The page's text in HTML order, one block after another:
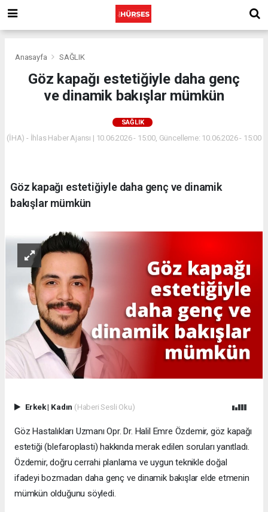
Anasayfa SAĞLIK
Göz kapağı estetiğiyle daha genç
ve dinamik bakışlar mümkün
SAĞLIK
(İHA) - İhlas Haber Ajansı | 10.06.2026 - 15:00, Güncelleme: 10.06.2026 - 15:00
Göz kapağı estetiğiyle daha genç ve dinamik
bakışlar mümkün
Erkek| Kadın (Haberi Sesli Oku)
Göz Hastalıkları Uzmanı Opr. Dr. Halil Emre Özdemir, göz kapağı
estetiği (blefaroplasti) hakkında merak edilen soruları yanıtladı.
Özdemir, doğru cerrahi planlama ve uygun teknikle doğal
ifadeyi bozmadan daha genç ve dinamik bakışlar elde etmenin
mümkün olduğunu söyledi.